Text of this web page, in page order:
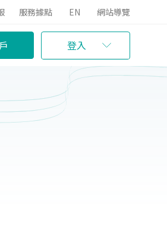
服務據點 EN 網站導覽
登入